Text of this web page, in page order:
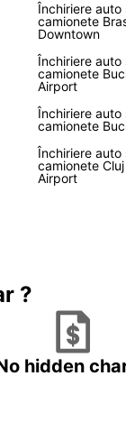
Închiriere auto
camionete
Downtown
Închiriere auto
camionete
Airport
Închiriere auto
camionete
Închiriere auto
camionete
Airport
?
hidden